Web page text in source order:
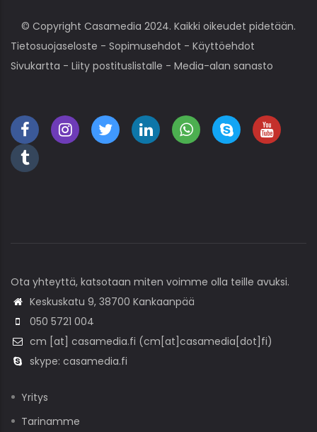
© Copyright Casamedia 2024. Kaikki oikeudet pidetään.
Tietosuojaseloste - Sopimusehdot - Käyttöehdot
Sivukartta - Liity postituslistalle - Media-alan sanasto
Ota yhteyttä, katsotaan miten voimme olla teille avuksi.
Keskuskatu 9, 38700 Kankaanpää
050 5721 004
cm [at] casamedia.fi (cm[at]casamedia[dot]fi)
skype: casamedia.fi
Yritys
Tarinamme